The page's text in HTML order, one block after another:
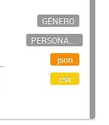
GÉNERO
PERSONAL CIENTÍFICO-TECNOLÓGICO
json
csv